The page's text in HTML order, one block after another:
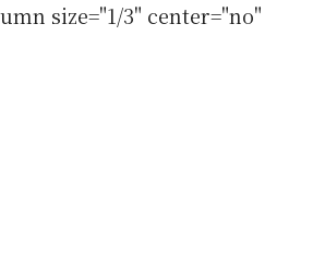
size="1/3" center="no"